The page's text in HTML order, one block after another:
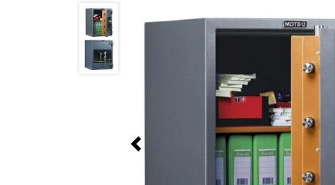
Пропустить
перейти
галереям
изображений